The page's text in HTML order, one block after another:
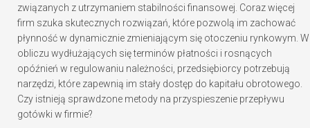
związanych z utrzymaniem stabilności finansowej. Coraz więcej
firm szuka skutecznych rozwiązań, które pozwolą im zachować
płynność w dynamicznie zmieniającym się otoczeniu rynkowym. W
obliczu wydłużających się terminów płatności i rosnących
opóźnień w regulowaniu należności, przedsiębiorcy potrzebują
narzędzi, które zapewnią im stały dostęp do kapitału obrotowego.
Czy istnieją sprawdzone metody na przyspieszenie przepływu
gotówki w firmie?